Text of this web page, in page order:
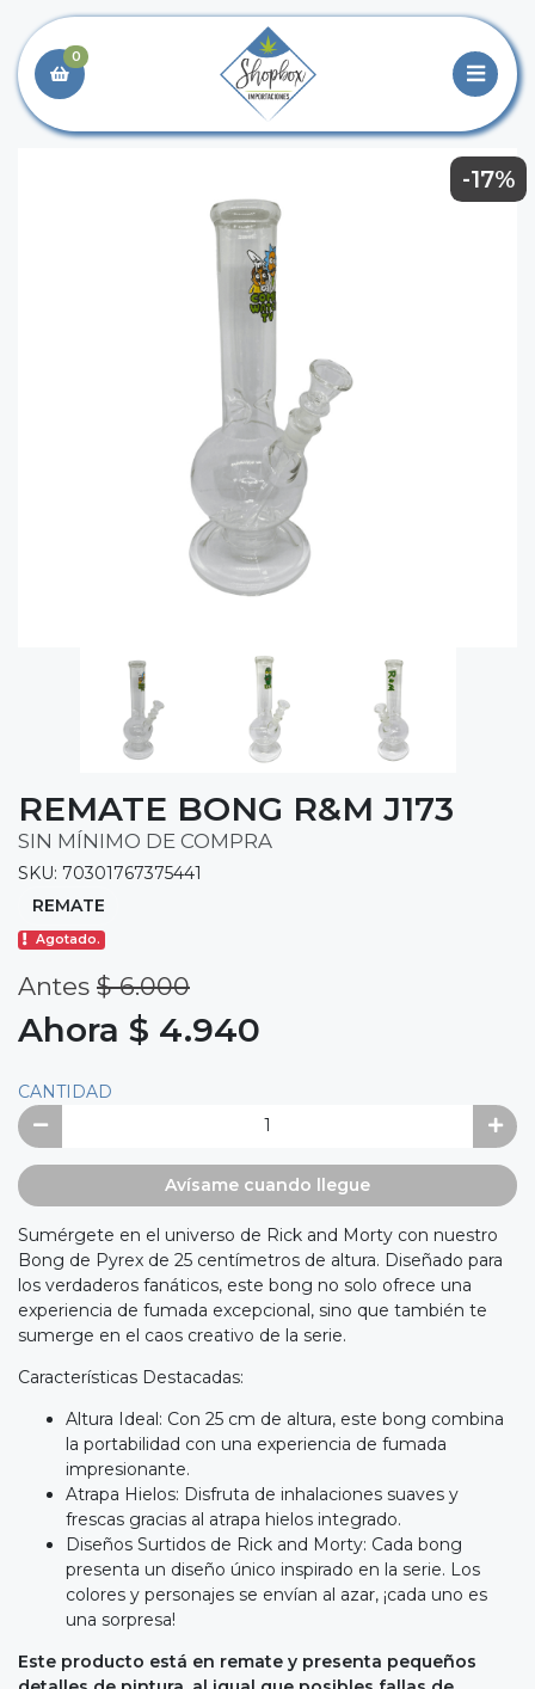
0
-17%
REMATE BONG R&M J173
SIN MÍNIMO DE COMPRA
SKU: 70301767375441
REMATE
Agotado.
Antes $ 6.000
Ahora $ 4.940
CANTIDAD
Avísame cuando llegue
Sumérgete en el universo de Rick and Morty con nuestro
Bong de Pyrex de 25 centímetros de altura. Diseñado para
los verdaderos fanáticos, este bong no solo ofrece una
experiencia de fumada excepcional, sino que también te
sumerge en el caos creativo de la serie.
Características Destacadas:
Altura Ideal: Con 25 cm de altura, este bong combina
la portabilidad con una experiencia de fumada
impresionante.
Atrapa Hielos: Disfruta de inhalaciones suaves y
frescas gracias al atrapa hielos integrado.
Diseños Surtidos de Rick and Morty: Cada bong
presenta un diseño único inspirado en la serie. Los
colores y personajes se envían al azar, ¡cada uno es
una sorpresa!
Este producto está en remate y presenta pequeños